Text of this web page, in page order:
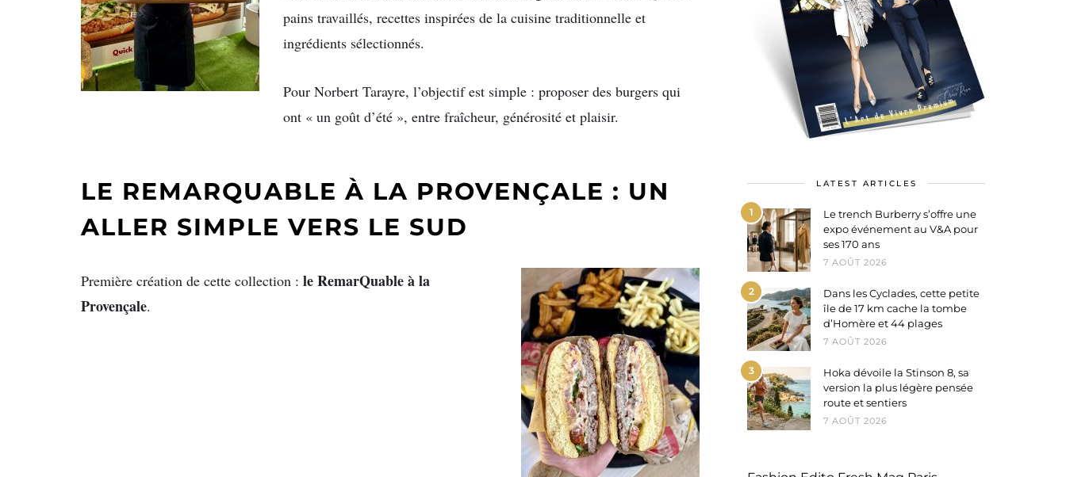
pains travaillés, recettes inspirées de la cuisine traditionnelle et
ingrédients sélectionnés.
Pour Norbert Tarayre, l’objectif est simple : proposer des burgers qui
ont « un goût d’été », entre fraîcheur, générosité et plaisir.
LE REMARQUABLE À LA PROVENÇALE : UN
ALLER SIMPLE VERS LE SUD
Première création de cette collection : le RemarQuable à la
Provençale.
LATEST ARTICLES
1
Le trench Burberry s’offre une
expo événement au V&A pour
ses 170 ans
7 AOÛT 2026
2
Dans les Cyclades, cette petite
île de 17 km cache la tombe
d’Homère et 44 plages
7 AOÛT 2026
3
Hoka dévoile la Stinson 8, sa
version la plus légère pensée
route et sentiers
7 AOÛT 2026